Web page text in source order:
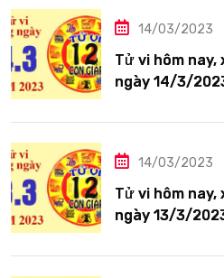
14/03/2023
Tử vi hôm nay,
ngày 14/3/
14/03/2023
Tử vi hôm nay,
ngày 13/3/